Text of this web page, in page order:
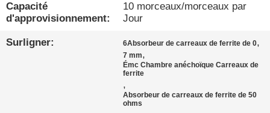
VISITE
D'USINE
Capacité
d'approvisionnement:
10 morceaux/morceaux par
Jour
Surligner: 6Absorbeur de carreaux de ferrite de 0,
7 mm,
Émc Chambre anéchoïque Carreaux de
ferrite
,
Absorbeur de carreaux de ferrite de 50
ohms